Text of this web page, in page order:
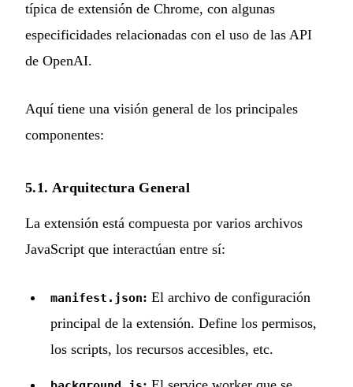
típica de extensión de Chrome, con algunas
especificidades relacionadas con el uso de las API
de OpenAI.
Aquí tiene una visión general de los principales
componentes:
5.1. Arquitectura General
La extensión está compuesta por varios archivos
JavaScript que interactúan entre sí:
manifest.json: El archivo de configuración
principal de la extensión. Define los permisos,
los scripts, los recursos accesibles, etc.